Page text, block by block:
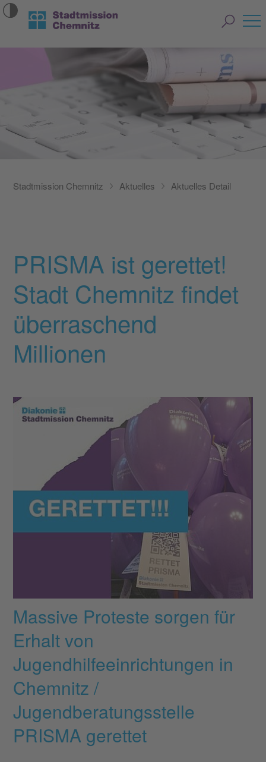
Stadtmission Chemnitz Aktuelles Aktuelles Detail
PRISMA ist gerettet!
Stadt Chemnitz findet
überraschend
Millionen
Massive Proteste sorgen für
Erhalt von
Jugendhilfeeinrichtungen in
Chemnitz /
Jugendberatungsstelle
PRISMA gerettet